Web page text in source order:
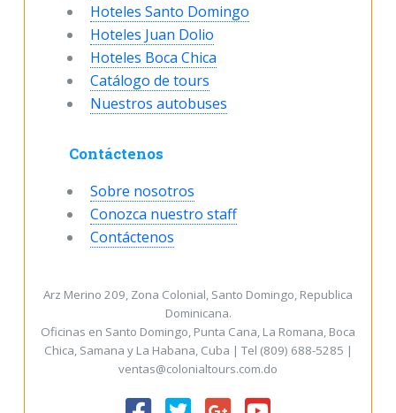
Hoteles Santo Domingo
Hoteles Juan Dolio
Hoteles Boca Chica
Catálogo de tours
Nuestros autobuses
Contáctenos
Sobre nosotros
Conozca nuestro staff
Contáctenos
Arz Merino 209, Zona Colonial, Santo Domingo, Republica
Dominicana.
Oficinas en Santo Domingo, Punta Cana, La Romana, Boca
Chica, Samana y La Habana, Cuba | Tel (809) 688-5285 |
ventas@colonialtours.com.do